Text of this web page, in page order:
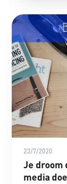
23/7/2020
Je droom
media